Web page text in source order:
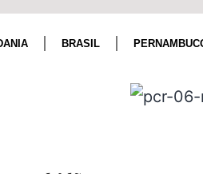
BRASIL